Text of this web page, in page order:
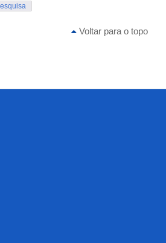
Voltar para o topo